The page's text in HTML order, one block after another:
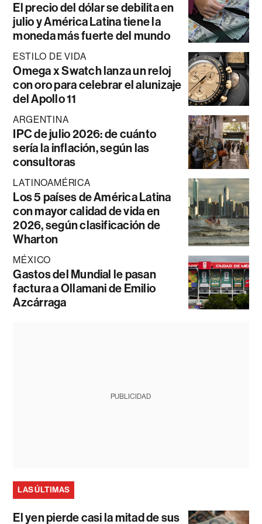
El precio del dólar se debilita en
julio y América Latina tiene la
moneda más fuerte del mundo
ESTILO DE VIDA
Omega x Swatch lanza un reloj
con oro para celebrar el alunizaje
del Apollo 11
ARGENTINA
IPC de julio 2026: de cuánto
sería la inflación, según las
consultoras
LATINOAMÉRICA
Los 5 países de América Latina
con mayor calidad de vida en
2026, según clasificación de
Wharton
MÉXICO
Gastos del Mundial le pasan
factura a Ollamani de Emilio
Azcárraga
PUBLICIDAD
LAS ÚLTIMAS
El yen pierde casi la mitad de sus